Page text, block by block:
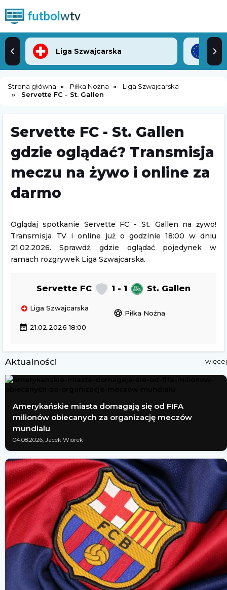
Liga Szwajcarska
Strona główna Piłka Nożna
Liga Szwajcarska
Servette FC - St. Gallen
Servette FC - St. Gallen
gdzie oglądać? Transmisja
meczu na żywo i online za
darmo
Oglądaj spotkanie Servette FC - St. Gallen na żywo!
Transmisja TV i online już o godzinie 18:00 w dniu
21.02.2026. Sprawdź, gdzie oglądać pojedynek w
ramach rozgrywek Liga Szwajcarska.
Servette FC 1 - 1 St. Gallen
Liga Szwajcarska
sports_soccer Piłka Nożna
calendar_month 21.02.2026 18:00
Aktualności więcej
Amerykańskie miasta domagają się od FIFA
milionów obiecanych za organizację meczów
mundialu
04.08.2026; Jacek Wiórek